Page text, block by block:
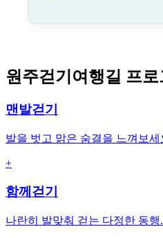
원주걷기여행길 프로
맨발걷기
발을 벗고 맑은 숨결을 느껴보
+
함께걷기
나란히 발맞춰 걷는 다정한 동